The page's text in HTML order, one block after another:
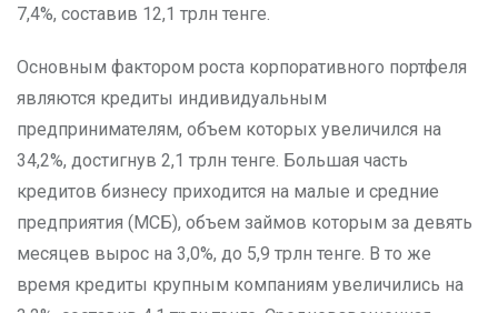
7,4%, составив 12,1 трлн тенге.
Основным фактором роста корпоративного портфеля
являются кредиты индивидуальным
предпринимателям, объем которых увеличился на
34,2%, достигнув 2,1 трлн тенге. Большая часть
кредитов бизнесу приходится на малые и средние
предприятия (МСБ), объем займов которым за девять
месяцев вырос на 3,0%, до 5,9 трлн тенге. В то же
время кредиты крупным компаниям увеличились на